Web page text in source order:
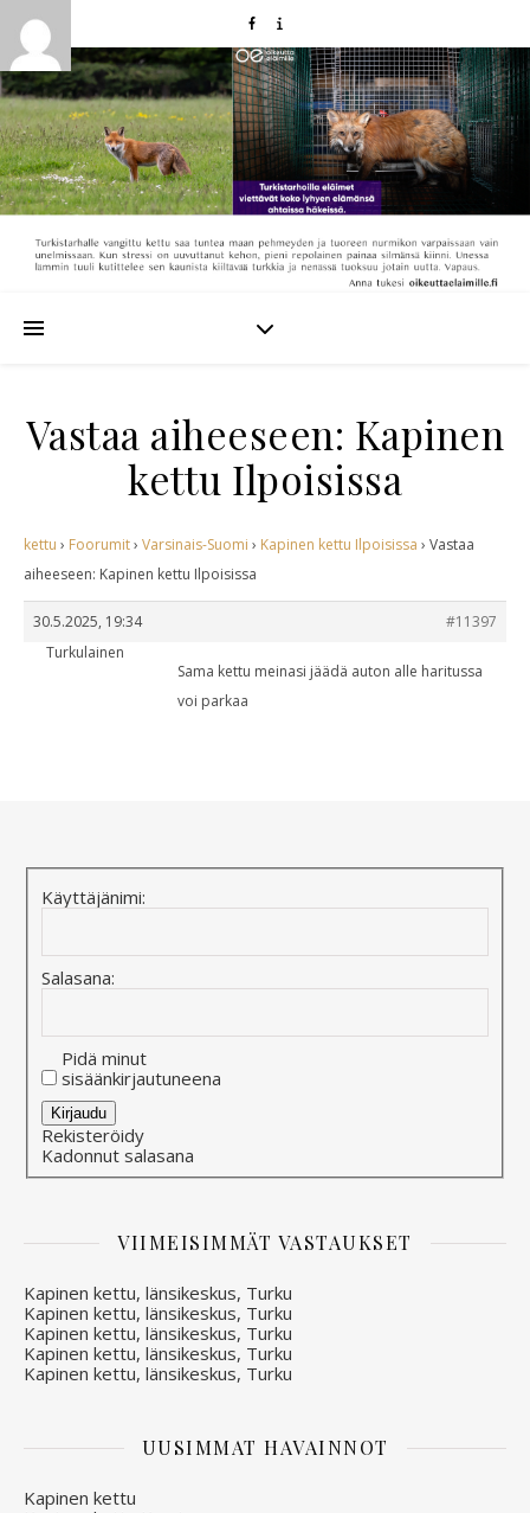
Vastaa aiheeseen: Kapinen
kettu Ilpoisissa
kettu › Foorumit› Varsinais-Suomi › Kapinen kettu Ilpoisissa › Vastaa
aiheeseen: Kapinen kettu Ilpoisissa
30.5.2025, 19:34
#11397
Turkulainen
Sama kettu meinasi jäädä auton alle haritussa
voi parkaa
Käyttäjänimi:
Salasana:
Pidä minut
sisäänkirjautuneena
Alternative:
Kirjaudu
Rekisteröidy
Kadonnut salasana
VIIMEISIMMÄT VASTAUKSET
Kapinen kettu, länsikeskus, Turku
Kapinen kettu, länsikeskus, Turku
Kapinen kettu, länsikeskus, Turku
Kapinen kettu, länsikeskus, Turku
Kapinen kettu, länsikeskus, Turku
UUSIMMAT HAVAINNOT
Kapinen kettu